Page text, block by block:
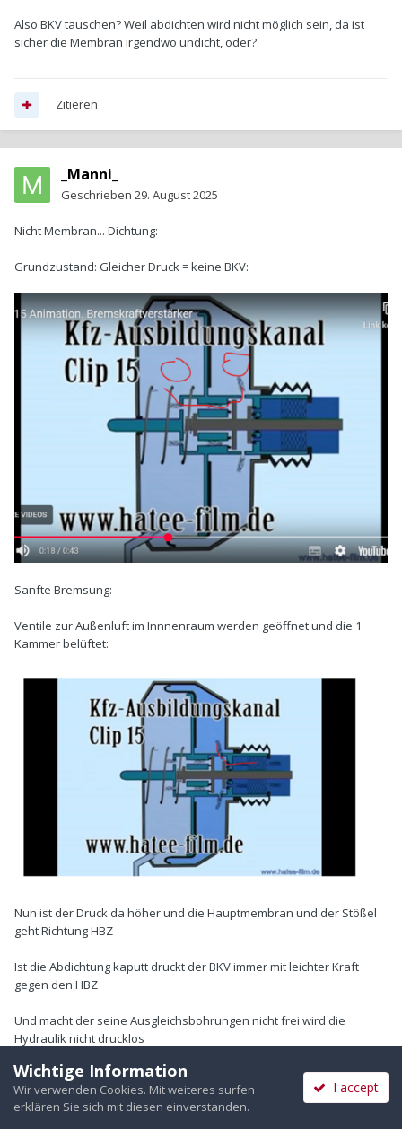
Also BKV tauschen? Weil abdichten wird nicht möglich sein, da ist
sicher die Membran irgendwo undicht, oder?
Zitieren
_Manni_
Geschrieben 29. August 2025
Nicht Membran... Dichtung:
Grundzustand: Gleicher Druck = keine BKV:
Sanfte Bremsung:
Ventile zur Außenluft im Innnenraum werden geöffnet und die 1
Kammer belüftet:
Nun ist der Druck da höher und die Hauptmembran und der Stößel
geht Richtung HBZ
Ist die Abdichtung kaputt druckt der BKV immer mit leichter Kraft
gegen den HBZ
Und macht der seine Ausgleichsbohrungen nicht frei wird die
Hydraulik nicht drucklos
Wichtige Information
Wir verwenden Cookies. Mit weiteres surfen
erklären Sie sich mit diesen einverstanden.
I accept